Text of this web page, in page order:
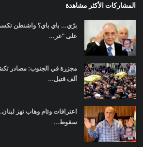
المشاركات الأكثر مشاهدة
برّي... باي باي؟ واشنطن
على "عر...
ألف قتيل...
اعترافات وئام وهاب تهز
سقوط...